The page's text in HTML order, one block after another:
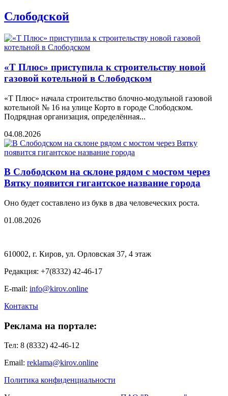
Слободской
«Т Плюс» приступила к строительству новой
газовой котельной в Слободском
«Т Плюс» начала строительство блочно-модульной газовой
котельной № 16 на улице Корто в городе Слободском.
Подрядная организация, определённая...
04.08.2026
В Слободском на склоне рядом с мостом через
Вятку появится гигантское название города
Оно будет составлено из букв в два человеческих роста.
01.08.2026
610002, г. Киров, ул. Орловская 37, 4 этаж
Редакция: +7(8332) 42-46-17
E-mail: info@kirov.online
Контакты
Реклама на портале:
Тел: 8 (8332) 42-46-12
Email: reklama@kirov.online
Политика конфиденциальности